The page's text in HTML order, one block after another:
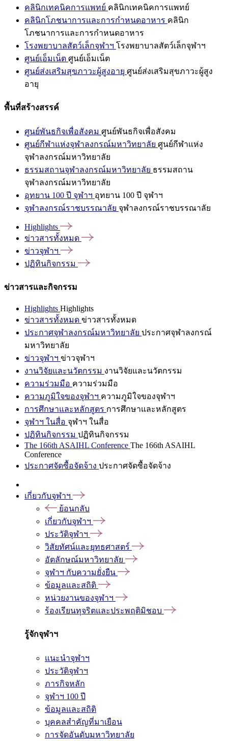
คลินิกเทคนิคการแพทย์ คลินิกเทคนิคการแพทย์
คลินิกโภชนาการและการกำหนดอาหาร คลินิก
โภชนาการและการกำหนดอาหาร
โรงพยาบาลสัตว์เล็กจุฬาฯ โรงพยาบาลสัตว์เล็กจุฬาฯ
ศูนย์เอ็มเน็ต ศูนย์เอ็มเน็ต
ศูนย์ส่งเสริมสุขภาวะผู้สูงอายุ ศูนย์ส่งเสริมสุขภาวะผู้สูง
อายุ
พื้นที่สร้างสรรค์
ศูนย์พันธกิจเพื่อสังคม ศูนย์พันธกิจเพื่อสังคม
ศูนย์กีฬาแห่งจุฬาลงกรณ์มหาวิทยาลัย ศูนย์กีฬาแห่ง
จุฬาลงกรณ์มหาวิทยาลัย
ธรรมสถานจุฬาลงกรณ์มหาวิทยาลัย ธรรมสถาน
จุฬาลงกรณ์มหาวิทยาลัย
อุทยาน 100 ปี จุฬาฯ อุทยาน 100 ปี จุฬาฯ
จุฬาลงกรณ์ราชบรรณาลัย จุฬาลงกรณ์ราชบรรณาลัย
Highlights
ข่าวสารทั้งหมด
ข่าวจุฬาฯ
ปฏิทินกิจกรรม
ข่าวสารและกิจกรรม
Highlights Highlights
ข่าวสารทั้งหมด ข่าวสารทั้งหมด
ประกาศจุฬาลงกรณ์มหาวิทยาลัย ประกาศจุฬาลงกรณ์
มหาวิทยาลัย
ข่าวจุฬาฯ ข่าวจุฬาฯ
งานวิจัยและนวัตกรรม งานวิจัยและนวัตกรรม
ความร่วมมือ ความร่วมมือ
ความภูมิใจของจุฬาฯ ความภูมิใจของจุฬาฯ
การศึกษาและหลักสูตร การศึกษาและหลักสูตร
จุฬาฯ ในสื่อ จุฬาฯ ในสื่อ
ปฏิทินกิจกรรม ปฏิทินกิจกรรม
The 166th ASAIHL Conference The 166th ASAIHL
Conference
ประกาศจัดซื้อจัดจ้าง ประกาศจัดซื้อจัดจ้าง
เกี่ยวกับจุฬาฯ
ย้อนกลับ
เกี่ยวกับจุฬาฯ
ประวัติจุฬาฯ
วิสัยทัศน์และยุทธศาสตร์
อัตลักษณ์มหาวิทยาลัย
จุฬาฯ กับความยั่งยืน
ข้อมูลและสถิติ
หน่วยงานของจุฬาฯ
ร้องเรียนทุจริตและประพฤติมิชอบ
รู้จักจุฬาฯ
แนะนำจุฬาฯ
ประวัติจุฬาฯ
ภารกิจหลัก
จุฬาฯ 100 ปี
ข้อมูลและสถิติ
บุคคลสำคัญที่มาเยือน
การจัดอันดับมหาวิทยาลัย